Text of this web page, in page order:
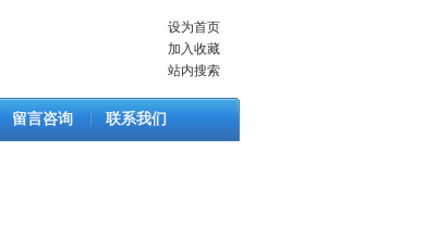
设为首页
加入收藏
站内搜索
留言咨询 联系我们